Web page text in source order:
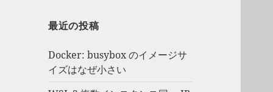
最近の投稿
Docker: busybox のイメージサ
イズはなぜ小さい